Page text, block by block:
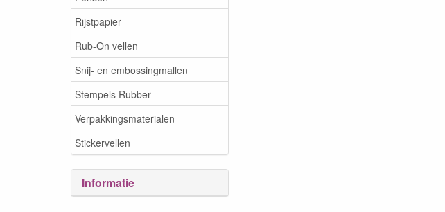
Rijstpapier
Rub-On vellen
Snij- en embossingmallen
Stempels Rubber
Verpakkingsmaterialen
Stickervellen
Informatie